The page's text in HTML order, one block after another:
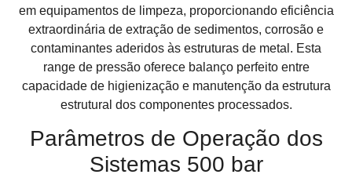
em equipamentos de limpeza, proporcionando eficiência
extraordinária de extração de sedimentos, corrosão e
contaminantes aderidos às estruturas de metal. Esta
range de pressão oferece balanço perfeito entre
capacidade de higienização e manutenção da estrutura
estrutural dos componentes processados.
Parâmetros de Operação dos
Sistemas 500 bar